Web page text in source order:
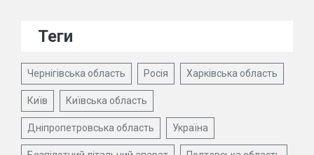
Теги
Чернігівська область Росія Харківська область
Київ Київська область
Дніпропетровська область Україна